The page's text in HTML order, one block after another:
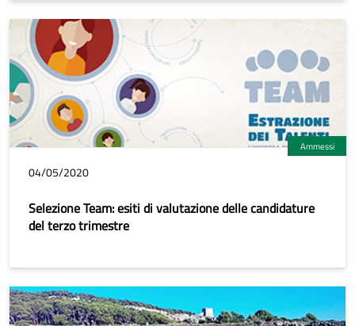
Ammessi
04/05/2020
Selezione Team: esiti di valutazione delle candidature
del terzo trimestre